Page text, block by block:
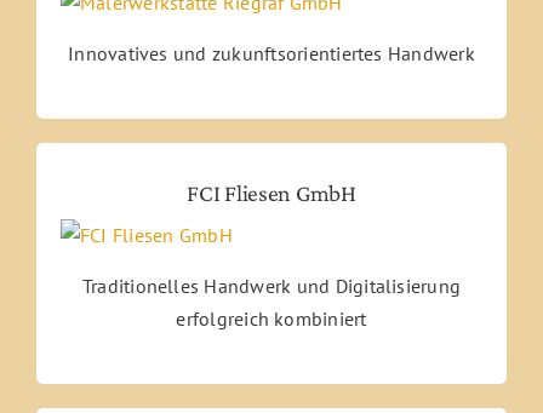
Innovatives und zukunftsorientiertes Handwerk
FCI Fliesen GmbH
Traditionelles Handwerk und Digitalisierung
erfolgreich kombiniert